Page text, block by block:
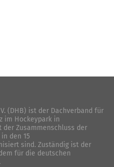
(DHB) ist der Dachverband für
im Hockeypark in
der Zusammenschluss der
den 15
sind. Zuständig ist der
für die deutschen